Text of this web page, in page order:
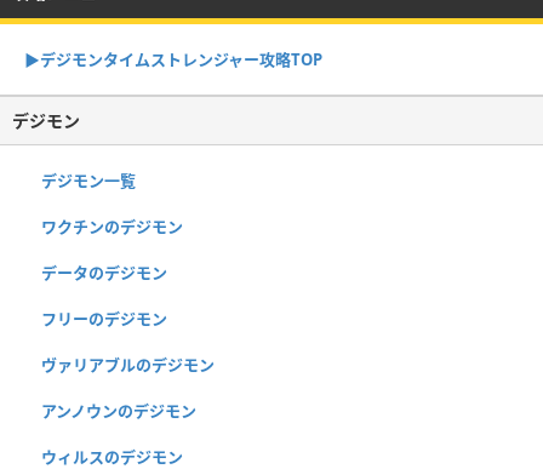
▶︎デジモンタイムストレンジャー攻略TOP
デジモン
デジモン一覧
ワクチンのデジモン
データのデジモン
フリーのデジモン
ヴァリアブルのデジモン
アンノウンのデジモン
ウィルスのデジモン